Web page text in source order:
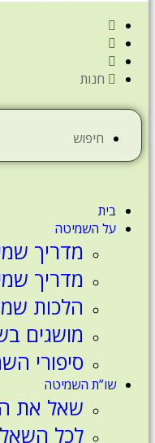
חנות
חיפוש
בית
על השמיטה
מדריך
מדריך
הלכות
מושגים
סיפורי
שו”ת השמיטה
שאל את
לכל